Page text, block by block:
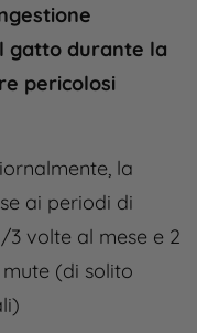
gatto durante la
pericolosi
la
ai periodi di
volte al mese e 2
(di solito